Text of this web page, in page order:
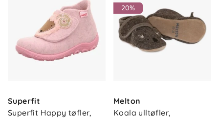
Superfit
Superfit Happy tøfler,
20%
Melton
Koala ulltøfler,